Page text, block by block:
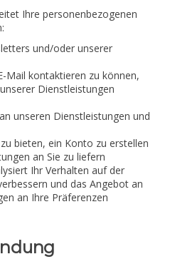
Ihre personenbezogenen
und/oder unserer
Mail kontaktieren zu können,
Dienstleistungen
unseren Dienstleistungen und
bieten, ein Konto zu erstellen
an Sie zu liefern
Ihr Verhalten auf der
und das Angebot an
an Ihre Präferenzen